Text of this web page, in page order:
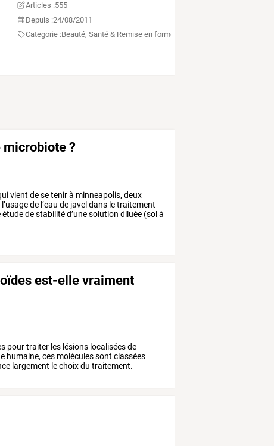
Articles :555
Depuis :24/08/2011
Categorie :Beauté, Santé & Remise en forme
microbiote ?
vient desetenirà minneapolis, deux
l’usagede l’eau de javel dans letraitement
étudedestabilitéd’unesolution diluée (sol à
est-elle vraiment
pourtraiter les lésions localiséesde
humaine, ces moléculessont classées
largement lechoixdu traitement.